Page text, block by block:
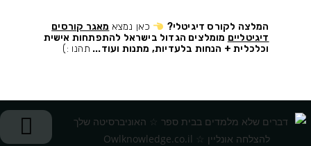
המלצה לקורס דיגיטלי? כאן נמצא מאגר קורסים
דיגיטליים מומלצים הגדול בישראל להתפתחות אישית
וכלכלית + הנחות בלעדיות, מתנות ועוד... תהנו :)